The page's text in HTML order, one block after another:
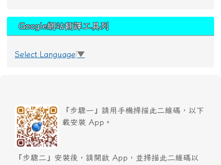
Google網站翻譯工具列
Select Language ▼
『步驟一』請用手機掃描此二維碼，以下
載安裝 App。
『步驟二』安裝後，請開啟 App，並掃描此二維碼以